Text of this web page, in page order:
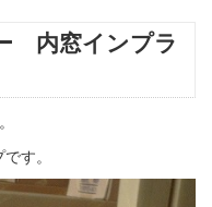
内窓インプラ
す。